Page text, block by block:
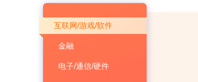
互联网/游戏/软件
金融
电子/通信/硬件